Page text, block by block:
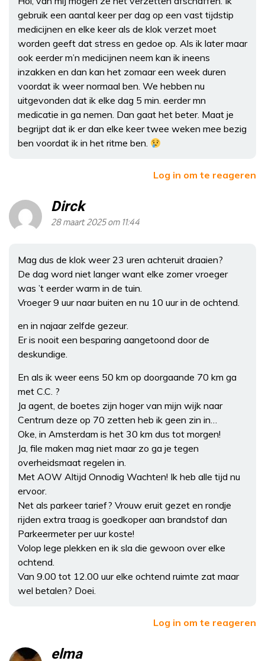
gebruik een aantal keer per dag op een vast tijdstip
medicijnen en elke keer als de klok verzet moet
worden geeft dat stress en gedoe op. Als ik later maar
ook eerder m’n medicijnen neem kan ik ineens
inzakken en dan kan het zomaar een week duren
voordat ik weer normaal ben. We hebben nu
uitgevonden dat ik elke dag 5 min. eerder mn
medicatie in ga nemen. Dan gaat het beter. Maat je
begrijpt dat ik er dan elke keer twee weken mee bezig
ben voordat ik in het ritme ben.
Log in om te reageren
Dirck
28 maart 2025 om 11:44
Mag dus de klok weer 23 uren achteruit draaien?
De dag word niet langer want elke zomer vroeger
was ’t eerder warm in de tuin.
Vroeger 9 uur naar buiten en nu 10 uur in de ochtend.
en in najaar zelfde gezeur.
Er is nooit een besparing aangetoond door de
deskundige.
En als ik weer eens 50 km op doorgaande 70 km ga
met C.C. ?
Ja agent, de boetes zijn hoger van mijn wijk naar
Centrum deze op 70 zetten heb ik geen zin in…
Oke, in Amsterdam is het 30 km dus tot morgen!
Ja, file maken mag niet maar zo ga je tegen
overheidsmaat regelen in.
Met AOW Altijd Onnodig Wachten! Ik heb alle tijd nu
ervoor.
Net als parkeer tarief? Vrouw eruit gezet en rondje
rijden extra traag is goedkoper aan brandstof dan
Parkeermeter per uur koste!
Volop lege plekken en ik sla die gewoon over elke
ochtend.
Van 9.00 tot 12.00 uur elke ochtend ruimte zat maar
wel betalen? Doei.
Log in om te reageren
elma